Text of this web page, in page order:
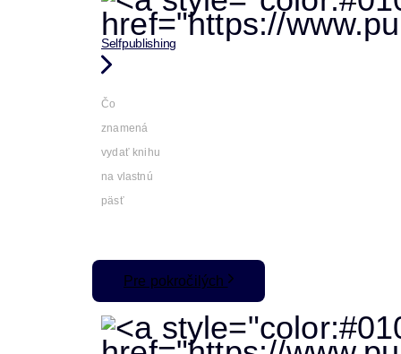
Selfpublishing
Čo
znamená
vydať knihu
na vlastnú
päsť
Pre pokročilých